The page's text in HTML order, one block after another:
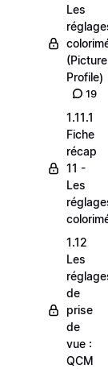
Les
(Picture
Profile)
19
1.11.1
Fiche
récap
11 -
Les
1.12
Les
de
prise
de
vue :
QCM